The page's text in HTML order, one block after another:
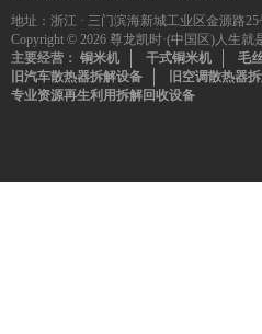
地址：浙江 · 三门滨海新城工业区金源路
Copyright © 2026 尊龙凯时·(中国区)人生就
主要经营： 铜米机 干式铜米机 毛
旧汽车散热器拆解设备
旧空调散热器
专业资源再生利用拆解回收设备